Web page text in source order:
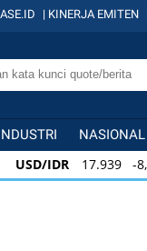
| KINERJA EMITEN
NASIONAL
USD/IDR 17.939 -
USD/IDR 17.939 -